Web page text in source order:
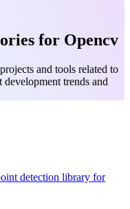
for Opencv
and tools related to
trends and
detection library for